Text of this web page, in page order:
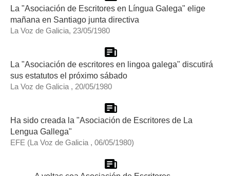
La "Asociación de Escritores en Língua Galega" elige
mañana en Santiago junta directiva
La Voz de Galicia, 23/05/1980
La "Asociación de escritores en lingoa galega" discutirá
sus estatutos el próximo sábado
La Voz de Galicia , 20/05/1980
Ha sido creada la "Asociación de Escritores de La
Lengua Gallega"
EFE (La Voz de Galicia , 06/05/1980)